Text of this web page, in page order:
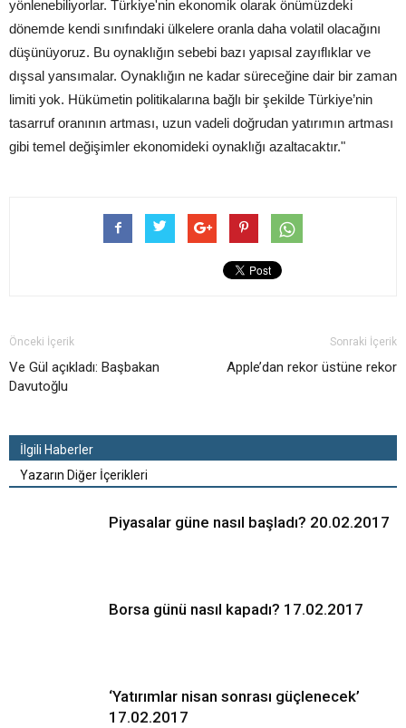
yönlenebiliyorlar. Türkiye'nin ekonomik olarak önümüzdeki
dönemde kendi sınıfındaki ülkelere oranla daha volatil olacağını
düşünüyoruz. Bu oynaklığın sebebi bazı yapısal zayıflıklar ve
dışsal yansımalar. Oynaklığın ne kadar süreceğine dair bir zaman
limiti yok. Hükümetin politikalarına bağlı bir şekilde Türkiye’nin
tasarruf oranının artması, uzun vadeli doğrudan yatırımın artması
gibi temel değişimler ekonomideki oynaklığı azaltacaktır."
Önceki İçerik
Ve Gül açıkladı: Başbakan
Davutoğlu
Sonraki İçerik
Apple’dan rekor üstüne rekor
İlgili Haberler
Yazarın Diğer İçerikleri
Piyasalar güne nasıl başladı? 20.02.2017
Borsa günü nasıl kapadı? 17.02.2017
‘Yatırımlar nisan sonrası güçlenecek’
17.02.2017